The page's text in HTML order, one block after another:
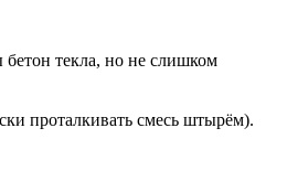
текла, но не слишком
проталкивать смесь штырём).